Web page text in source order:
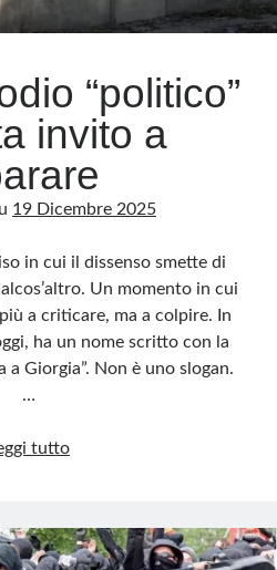
giornalistica, in quanto viene aggiornato
L’autore non è responsabile di quanto
post. Saranno comunque cancellati quelli
o dell’onorabilità di terzi, di genere spam,
blog sono tratte da Internet e, pertanto,
blog non è responsabile dei siti collegati
“politico”
invito a
19 Dicembre 2025
in cui il dissenso smette di
Un momento in cui
a criticare, ma a colpire. In
ha un nome scritto con la
a Giorgia”. Non è uno slogan.
…
tuttoQuando
diventa
invito